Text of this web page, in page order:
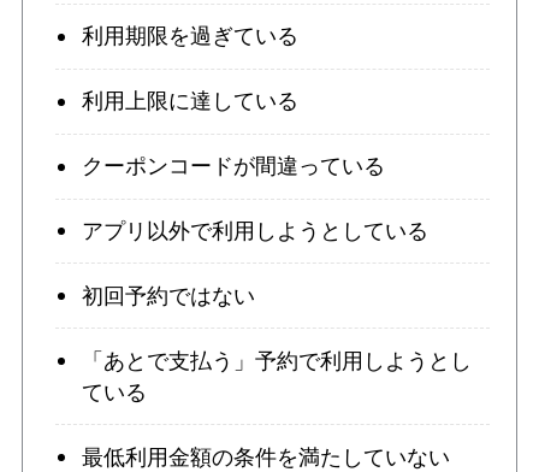
利用期限を過ぎている
利用上限に達している
クーポンコードが間違っている
アプリ以外で利用しようとしている
初回予約ではない
「あとで支払う」予約で利用しようとし
ている
最低利用金額の条件を満たしていない